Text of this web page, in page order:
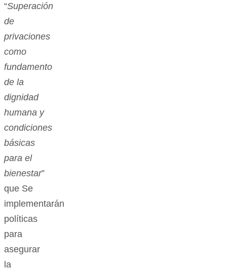
“Superación
de
privaciones
como
fundamento
de la
dignidad
humana y
condiciones
básicas
para el
bienestar”
que Se
implementarán
políticas
para
asegurar
la